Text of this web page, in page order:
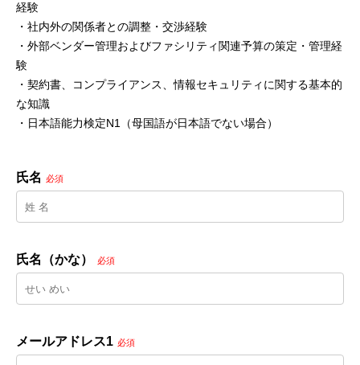
経験
・社内外の関係者との調整・交渉経験
・外部ベンダー管理およびファシリティ関連予算の策定・管理経
験
・契約書、コンプライアンス、情報セキュリティに関する基本的
な知識
・日本語能力検定N1（母国語が日本語でない場合）
氏名 必須
氏名（かな） 必須
メールアドレス1 必須